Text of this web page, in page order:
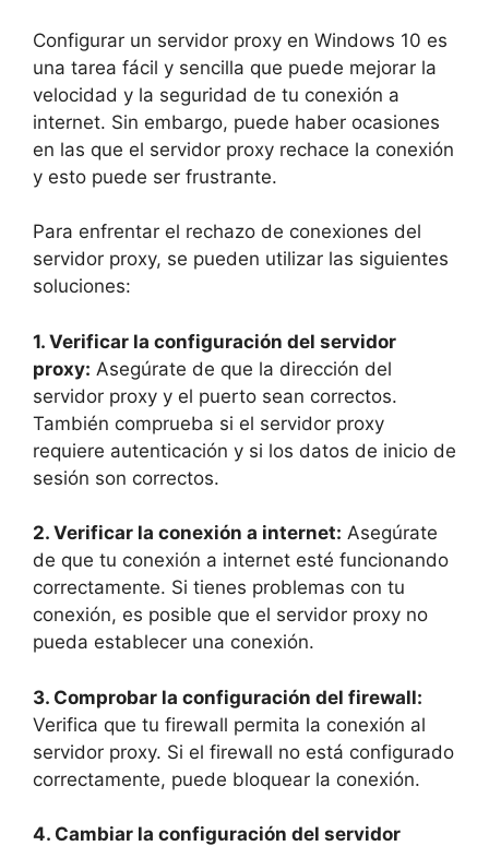
Configurar un servidor proxy en Windows 10 es
una tarea fácil y sencilla que puede mejorar la
velocidad y la seguridad de tu conexión a
internet. Sin embargo, puede haber ocasiones
en las que el servidor proxy rechace la conexión
y esto puede ser frustrante.
Para enfrentar el rechazo de conexiones del
servidor proxy, se pueden utilizar las siguientes
soluciones:
1. Verificar la configuración del servidor
proxy: Asegúrate de que la dirección del
servidor proxy y el puerto sean correctos.
También comprueba si el servidor proxy
requiere autenticación y si los datos de inicio de
sesión son correctos.
2. Verificar la conexión a internet: Asegúrate
de que tu conexión a internet esté funcionando
correctamente. Si tienes problemas con tu
conexión, es posible que el servidor proxy no
pueda establecer una conexión.
3. Comprobar la configuración del firewall:
Verifica que tu firewall permita la conexión al
servidor proxy. Si el firewall no está configurado
correctamente, puede bloquear la conexión.
4. Cambiar la configuración del servidor